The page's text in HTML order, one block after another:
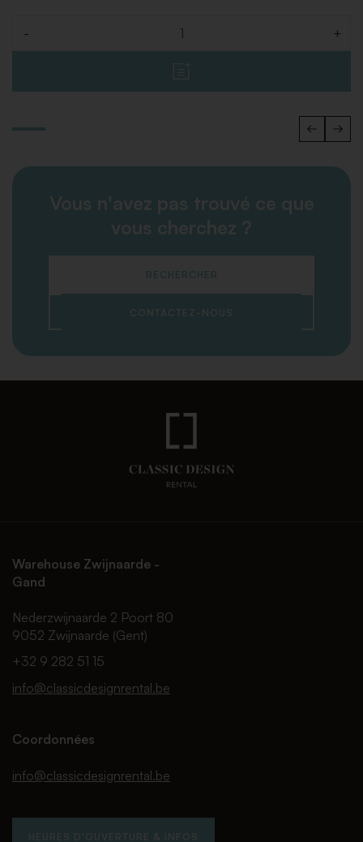
- +
Vous n'avez pas trouvé ce que
vous cherchez ?
RECHERCHER
CONTACTEZ-NOUS
Warehouse Zwijnaarde -
Gand
Nederzwijnaarde 2 Poort 80
9052 Zwijnaarde (Gent)
+32 9 282 51 15
info@classicdesignrental.be
Coordonnées
info@classicdesignrental.be
HEURES D'OUVERTURE & INFOS